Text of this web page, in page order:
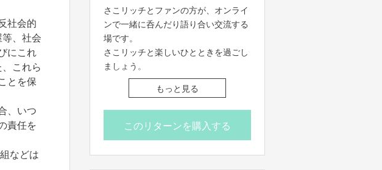
社会的
、社会
にこれ
これら
とを保
、いつ
責任を
などは
負担しません。
■二次利用の目的や、有料イベントや
PR目的での配信イベント・番組などは
基本NGとします。
■参加する権利の転売や譲渡は禁止と
させていただきます。購入したご本人
のみが参加できます
※こちらのリターンは実施日の前日16
時までお買い求め頂けます。
ご了承ください。
■参加者の配信中の録画撮影、録音、
また、SNS等に詳細な配信内容を投稿
することは禁止です。
■不適切と考えられる言動があった場
合、強制的に退出をお願いする場合が
ございます。
■応募者は、自ら及び自らが代表とな
って応募した参加者全てが、反社会的
勢力（暴力団、暴力団員、暴力団準構
さこリッチとファンの方が、オンライ
ンで一緒に呑んだり語り合い交流する
場です。
さこリッチと楽しいひとときを過ごし
ましょう。
7/29(月)20:00～21:30 さこリッチの
酔いどれroom
もっと見る
このリターンを購入する